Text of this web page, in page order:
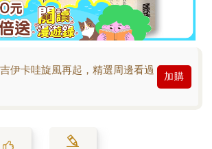
伊卡哇旋風再起，精選周邊看過
加購